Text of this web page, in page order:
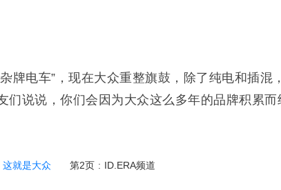
牌电车”，现在大众重整旗鼓，除了纯电和插混
们说说，你们会因为大众这么多年的品牌积累而
这就是大众 第2页 : ID.ERA频道